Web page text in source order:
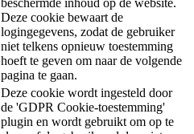
Deze cookie bewaart de
logingegevens, zodat de gebruiker
niet telkens opnieuw toestemming
hoeft te geven om naar de volgende
pagina te gaan.
Deze cookie wordt ingesteld door
de 'GDPR Cookie-toestemming'
plugin en wordt gebruikt om op te